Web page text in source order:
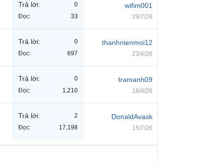
Trả lời:
0
Đọc:
33
wifim001
29/7/26
Trả lời:
0
Đọc:
697
thanhnienmoi12
23/4/26
Trả lời:
0
Đọc:
1,210
tramanh09
18/4/26
Trả lời:
2
Đọc:
17,198
DonaldAvask
15/7/26